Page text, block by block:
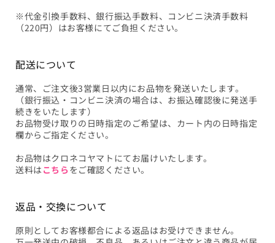
※代金引換手数料、銀行振込手数料、コンビニ決済手数料
（220円）はお客様にてご負担ください。
配送について
通常、ご注文後3営業日以内にお品物を発送いたします。
（銀行振込・コンビニ決済の場合は、お振込確認後に発送手
続きをいたします）
お品物受け取りの日時指定のご希望は、カート内の日時指定
欄からご指定ください。
お品物はクロネコヤマトにてお届けいたします。
送料は こちらをご確認ください。
返品・交換について
原則としてお客様都合による返品はお受けできません。